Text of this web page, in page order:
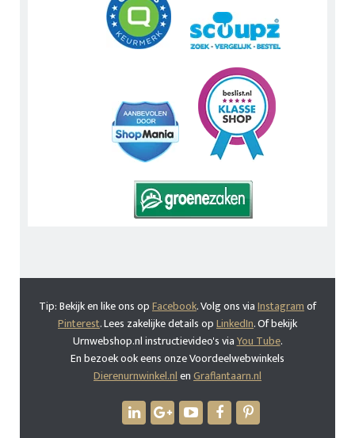
Tip: Bekijk en like ons opFacebook. Volg ons viaInstagramof
Pinterest. Lees zakelijke details opLinkedIn. Of bekijk
Urnwebshop.nl instructievideo's viaYou Tube.
En bezoek ook eens onze Voordeelwebwinkels
Dierenurnwinkel.nlenGraflantaarn.nl